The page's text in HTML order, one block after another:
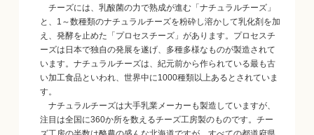
チーズには、乳酸菌の力で熟成が進む「ナチュラルチーズ」
と、1～数種類のナチュラルチーズを粉砕し溶かして乳化剤を加
え、発酵を止めた「プロセスチーズ」があります。プロセスチ
ーズは日本で独自の発展を遂げ、多種多様なものが製造されて
います。ナチュラルチーズは、紀元前から作られている最も古
い加工食品といわれ、世界中に1000種類以上あるとされていま
す。
ナチュラルチーズは大手乳業メーカーも製造していますが、
注目は全国に360か所を数えるチーズ工房製のものです。チー